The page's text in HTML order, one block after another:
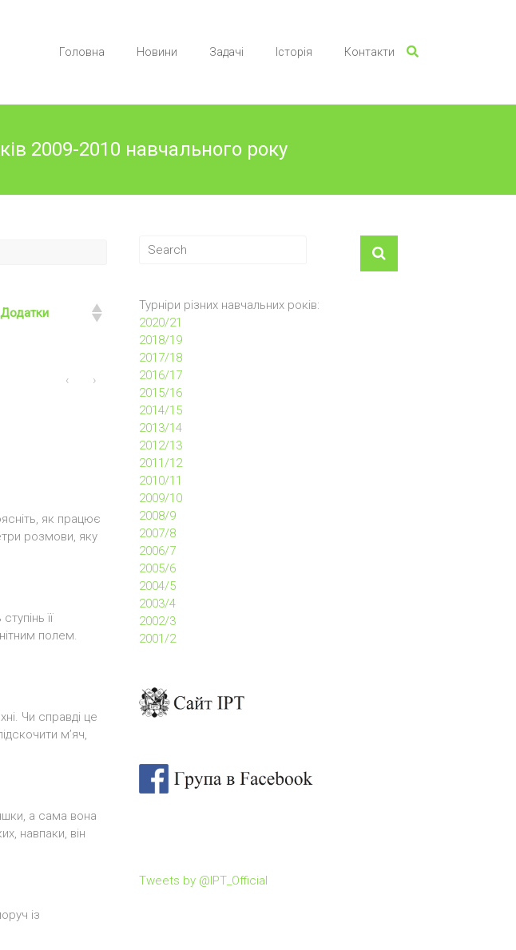
Головна Новини Задачі Історія Контакти
2009-2010 навчального року
Додатки
‹ ›
як працює
розмови, яку
її
полем.
Чи справді це
м’яч,
а сама вона
навпаки, він
із
Турніри різних навчальних років:
2020/21
2018/19
2017/18
2016/17
2015/16
2014/15
2013/14
2012/13
2011/12
2010/11
2009/10
2008/9
2007/8
2006/7
2005/6
2004/5
2003/4
2002/3
2001/2
Tweets by @IPT_Official